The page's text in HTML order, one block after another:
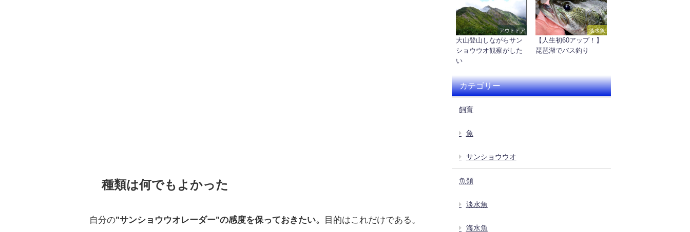
種類は何でもよかった
自分の"サンショウウオレーダー"の感度を保っておきたい。 目的はこれだけである。
アウトドア
大山登山しながらサン
ショウウオ観察がした
い
淡水魚
【人生初60アップ！】
琵琶湖でバス釣り
カテゴリー
飼育
魚
サンショウウオ
魚類
淡水魚
海水魚